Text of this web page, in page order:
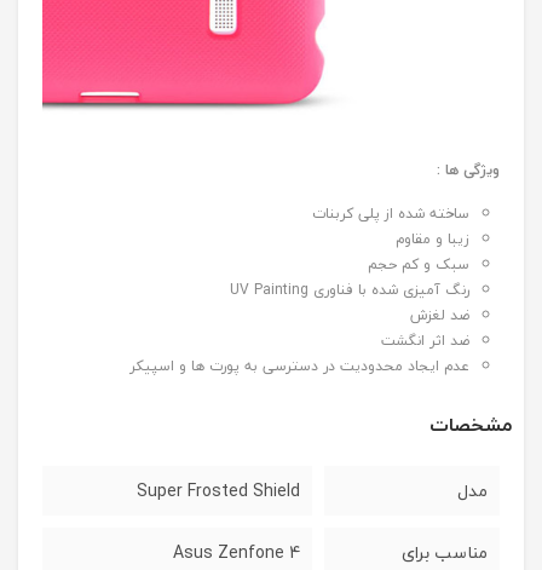
ویژگی ها :
ساخته شده از پلی کربنات
زیبا و مقاوم
سبک و کم حجم
رنگ آمیزی شده با فناوری UV Painting
ضد لغزش
ضد اثر انگشت
عدم ایجاد محدودیت در دسترسی به پورت ها و اسپیکر
مشخصات
مدل Super Frosted Shield
مناسب برای Asus Zenfone 4